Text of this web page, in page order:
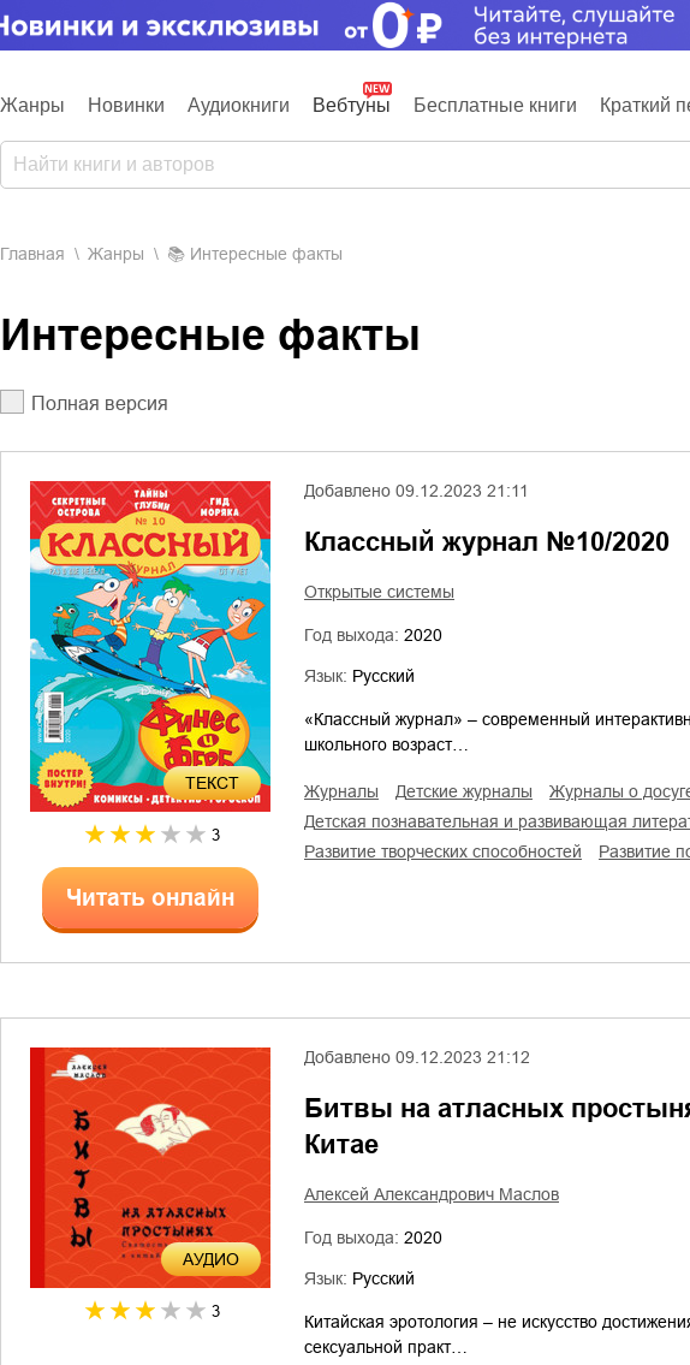
Жанры Новинки Аудиокниги Вебтуны Бесплатные книги Краткий
Главная Жанры Интересные факты
Интересные факты
Полная версия
ТЕКСТ
3
Читать онлайн
Добавлено 09.12.2023 21:11
Классный журнал №10/2020
Открытые системы
Год выхода: 2020
Язык: Русский
«Классный журнал» – современный
школьного возраст…
журналы детские журналы
журналы о
детская познавательная и развивающая
развитие творческих способностей
развитие
AУДИО
3
Добавлено 09.12.2023 21:12
Битвы на атласных
Китае
Алексей Александрович Маслов
Год выхода: 2020
Язык: Русский
Китайская эротология – не искусство
сексуальной практ…